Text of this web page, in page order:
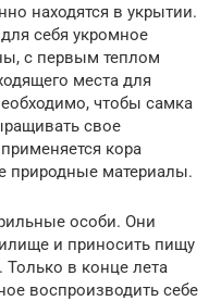
находятся в укрытии.
себя укромное
с первым теплом
места для
чтобы самка
свое
кора
природные материалы.
особи. Они
и приносить пищу
Только в конце лета
воспроизводить себе